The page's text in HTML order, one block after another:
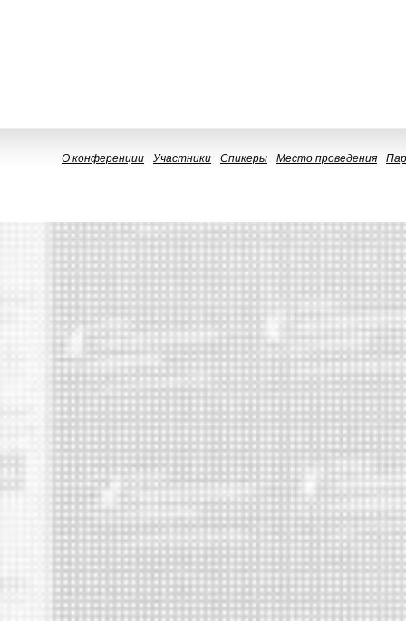
О конференции Участники Спикеры Место проведения